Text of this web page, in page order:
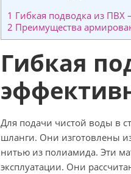
1 Гибкая подводка из
2 Преимущества
Гибкая
Для подачи чистой воды в
шланги. Они изготовлены
нитью из полиамида. Эти
эксплуатации. Они